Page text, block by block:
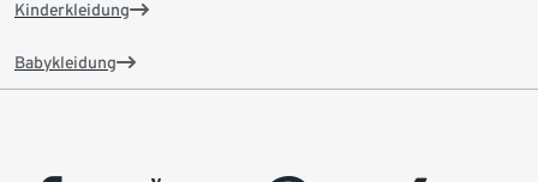
Kinderkleidung
Babykleidung